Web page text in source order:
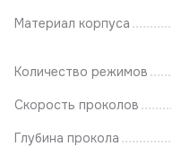
Материал корпуса
Количество режимов
Скорость проколов
Глубина прокола